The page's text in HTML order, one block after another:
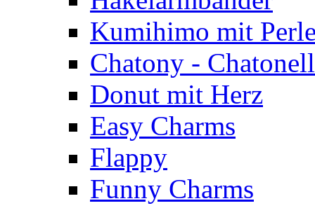
Kumihimo mit
Chatony -
Donut mit Herz
Easy Charms
Flappy
Funny Charms